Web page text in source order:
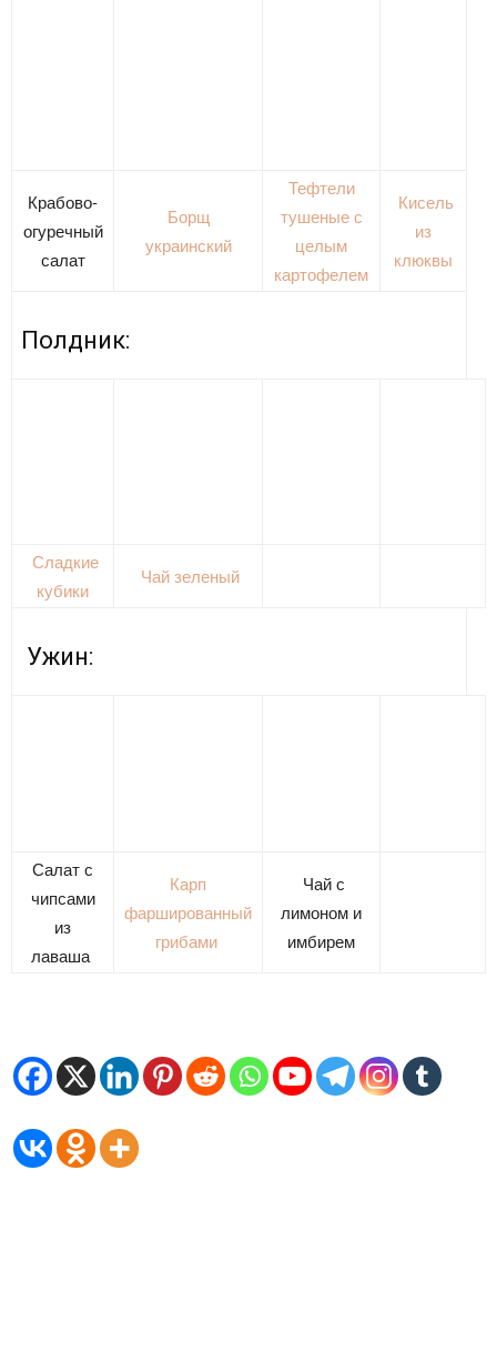
Крабово-
огуречный
салат
Борщ
украинский
Тефтели
тушеные с
целым
картофелем
Кисель
из
клюквы
Полдник:
Сладкие
кубики
Чай зеленый
Ужин:
Салат с
чипсами
из
лаваша
Карп
фаршированный
грибами
Чай с
лимоном и
имбирем